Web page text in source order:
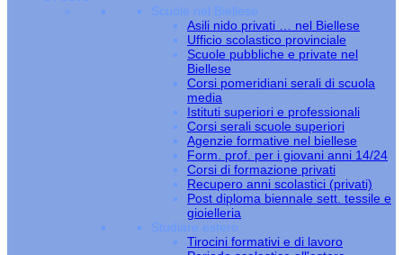
Scuole nel Biellese
Asili nido privati … nel Biellese
Ufficio scolastico provinciale
Scuole pubbliche e private nel
Biellese
Corsi pomeridiani serali di scuola
media
Istituti superiori e professionali
Corsi serali scuole superiori
Agenzie formative nel biellese
Form. prof. per i giovani anni 14/24
Corsi di formazione privati
Recupero anni scolastici (privati)
Post diploma biennale sett. tessile e
gioielleria
Studiare estero
Tirocini formativi e di lavoro